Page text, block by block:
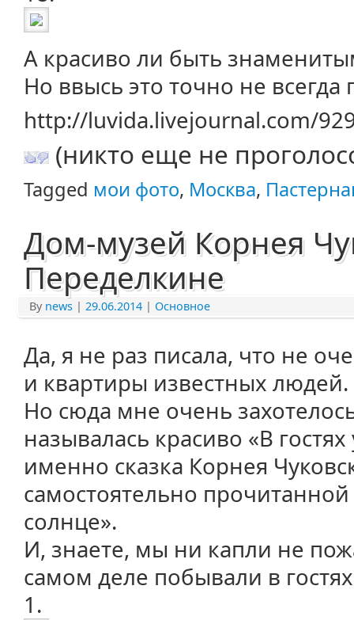
А красиво ли быть
Но ввысь это точно не всегда
http://luvida.livejournal.com/
(никто еще не
Tagged мои фото, Москва,
Дом-музей Корнея
Переделкине
By news | 29.06.2014 | Основное
Да, я не раз писала, что не
и квартиры известных людей.
Но сюда мне очень
называлась красиво «В
именно сказка Корнея
самостоятельно
солнце».
И, знаете, мы ни капли не
самом деле побывали в
1.